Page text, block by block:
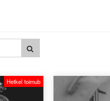
Hetkel toimub